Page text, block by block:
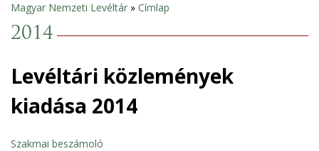
Jelenlegi
hely
Magyar Nemzeti Levéltár » Címlap
2014
Levéltári közlemények
kiadása 2014
Szakmai beszámoló